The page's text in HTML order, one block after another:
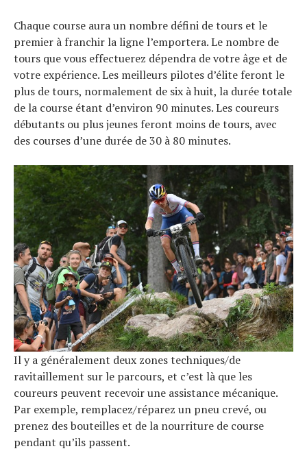
Chaque course aura un nombre défini de tours et le
premier à franchir la ligne l’emportera. Le nombre de
tours que vous effectuerez dépendra de votre âge et de
votre expérience. Les meilleurs pilotes d’élite feront le
plus de tours, normalement de six à huit, la durée totale
de la course étant d’environ 90 minutes. Les coureurs
débutants ou plus jeunes feront moins de tours, avec
des courses d’une durée de 30 à 80 minutes.
Il y a généralement deux zones techniques/de
ravitaillement sur le parcours, et c’est là que les
coureurs peuvent recevoir une assistance mécanique.
Par exemple, remplacez/réparez un pneu crevé, ou
prenez des bouteilles et de la nourriture de course
pendant qu’ils passent.